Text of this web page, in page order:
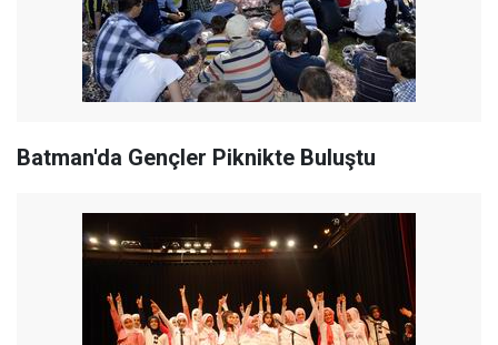
Batman'da Gençler Piknikte Buluştu